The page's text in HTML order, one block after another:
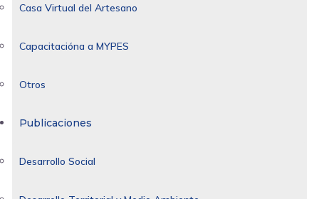
Casa Virtual del Artesano
Capacitacióna a MYPES
Otros
Publicaciones
Desarrollo Social